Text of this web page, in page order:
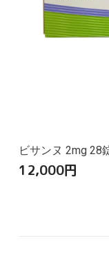
ビサンヌ 2mg 28
12,000円